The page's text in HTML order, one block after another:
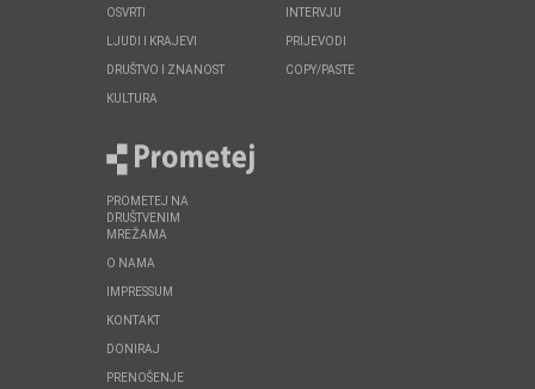
OSVRTI
LJUDI I KRAJEVI
DRUŠTVO I ZNANOST
KULTURA
INTERVJU
PRIJEVODI
COPY/PASTE
PROMETEJ NA
DRUŠTVENIM
MREŽAMA
O NAMA
IMPRESSUM
KONTAKT
DONIRAJ
PRENOŠENJE